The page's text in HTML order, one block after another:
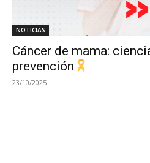
NOTICIAS
Cáncer de mama:
prevención
23/10/2025